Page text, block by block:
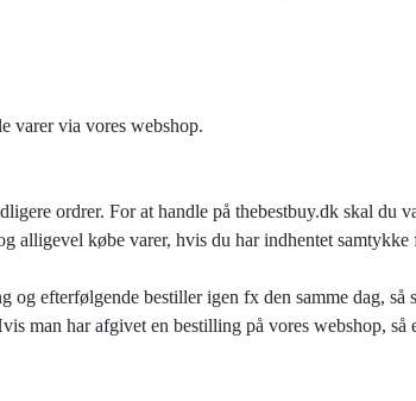
varer via vores webshop.
ordrer. For at handle på thebestbuy.dk skal du
alligevel købe varer, hvis du har indhentet
efterfølgende bestiller igen fx den samme dag, så
man har afgivet en bestilling på vores webshop, så